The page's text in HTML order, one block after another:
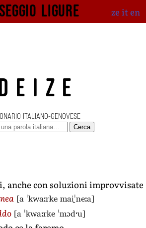
ligure ze iten
ITALIANO-GENOVESE
Cerca
anche con soluzioni improvvisate
[a ˈkwaːrke mai̯ˈneːa]
[a ˈkwaːrke ˈmɔdˑu]